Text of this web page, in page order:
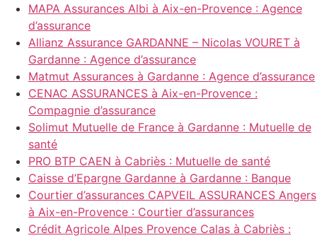
MAPA Assurances Albi à Aix-en-Provence : Agence
d’assurance
Allianz Assurance GARDANNE – Nicolas VOURET à
Gardanne : Agence d’assurance
Matmut Assurances à Gardanne : Agence d’assurance
CENAC ASSURANCES à Aix-en-Provence :
Compagnie d’assurance
Solimut Mutuelle de France à Gardanne : Mutuelle de
santé
PRO BTP CAEN à Cabriès : Mutuelle de santé
Caisse d’Epargne Gardanne à Gardanne : Banque
Courtier d’assurances CAPVEIL ASSURANCES Angers
à Aix-en-Provence : Courtier d’assurances
Crédit Agricole Alpes Provence Calas à Cabriès :